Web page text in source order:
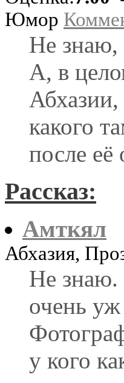
Юмор
Не знаю,
А, в
какого
после её
Рассказ:
Амткял
Абхазия,
Не знаю.
очень уж
у кого